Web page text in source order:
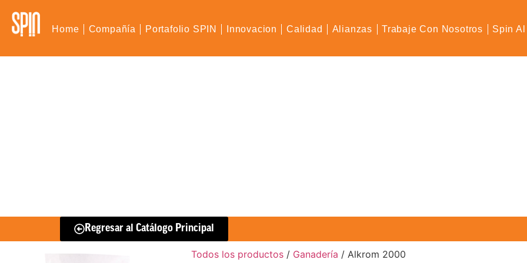
Home Compañía Portafolio SPIN Innovacion Calidad Alianzas Trabaje Con Nosotros Spin
Regresar al Catálogo Principal
Todos los productos/ Ganadería / Alkrom 2000